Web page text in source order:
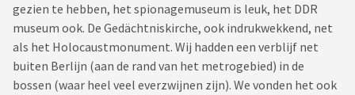
gezien te hebben, het spionagemuseum is leuk, het DDR
museum ook. De Gedächtniskirche, ook indrukwekkend, net
als het Holocaustmonument. Wij hadden een verblijf net
buiten Berlijn (aan de rand van het metrogebied) in de
bossen (waar heel veel everzwijnen zijn). We vonden het ook